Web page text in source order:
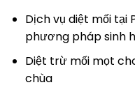
Dịch vụ diệt mối tại
phương pháp sinh
Diệt trừ mối mọt
chùa